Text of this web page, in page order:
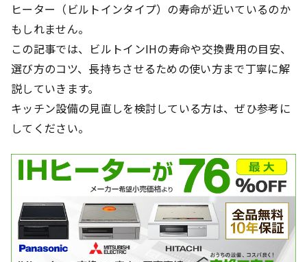
ヒーター（ビルトインタイプ）の寿命が近いているのか
もしれません。
この記事では、ビルトインIHの寿命や交換費用の目安、
選び方のコツ、長持ちさせるための使い方まで丁寧に解
説していきます。
キッチン設備の見直しを検討している方は、ぜひ参考に
してください。